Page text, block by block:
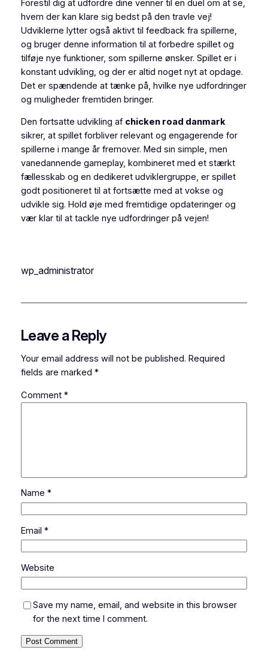
Forestil dig at udfordre dine venner til en duel om at se,
hvem der kan klare sig bedst på den travle vej!
Udviklerne lytter også aktivt til feedback fra spillerne,
og bruger denne information til at forbedre spillet og
tilføje nye funktioner, som spillerne ønsker. Spillet er i
konstant udvikling, og der er altid noget nyt at opdage.
Det er spændende at tænke på, hvilke nye udfordringer
og muligheder fremtiden bringer.
Den fortsatte udvikling af chicken road danmark
sikrer, at spillet forbliver relevant og engagerende for
spillerne i mange år fremover. Med sin simple, men
vanedannende gameplay, kombineret med et stærkt
fællesskab og en dedikeret udviklergruppe, er spillet
godt positioneret til at fortsætte med at vokse og
udvikle sig. Hold øje med fremtidige opdateringer og
vær klar til at tackle nye udfordringer på vejen!
wp_administrator
Leave a Reply
Your email address will not be published. Required
fields are marked *
Comment *
Name *
Email *
Website
Save my name, email, and website in this browser
for the next time I comment.